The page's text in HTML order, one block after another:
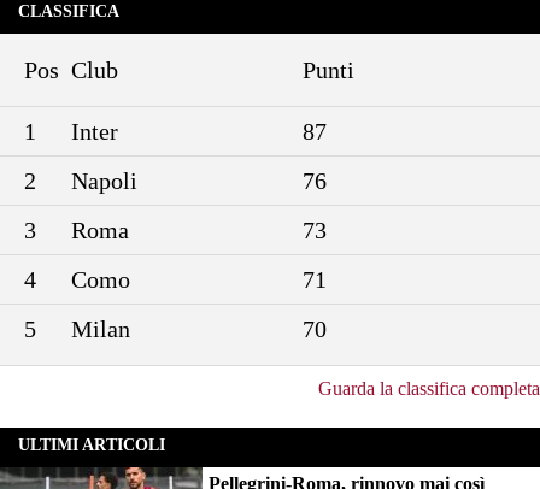
CLASSIFICA
Pos Club Punti
1 Inter
87
2
Napoli
76
3
Roma
73
4
Como
71
5
Milan 70
Guarda la classifica completa
ULTIMI ARTICOLI
Pellegrini-Roma, rinnovo mai così